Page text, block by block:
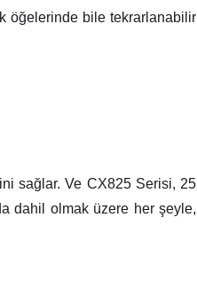
öğelerinde bile tekrarlanabilir
sağlar. Ve CX825 Serisi, 25
dahil olmak üzere her şeyle,